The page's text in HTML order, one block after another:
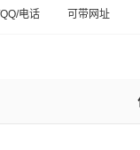
电话 可带网址